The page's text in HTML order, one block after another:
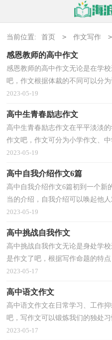
当前位置: 首页 > 作文写作 >
感恩教师的高中作文
感恩教师的高中作文无论是在学
吧，作文根据体裁的不同可以分
文。相信写作文是一个让许多人都
2023-05-19
高中生青春励志作文
高中生青春励志作文在平平淡淡
作文吧，作文可分为小学作文、
道作文怎样才能写的好吗？下面是
2023-05-19
高中自我介绍作文6篇
高中自我介绍作文6篇初到一个新
当的介绍，自我介绍可以唤起他
的自我介绍？下面是小编帮大家整
2023-05-19
高中挑战自我作文
高中挑战自我作文无论是身处学
是作文了吧，根据写作命题的特
作文。怎么写作文才能避免踩雷呢
2023-05-17
高中语文作文
高中语文作文在日常学习、工作
吧，写作文可以锻炼我们的独处
未来的方向。那么，怎么去写作
2023-05-17